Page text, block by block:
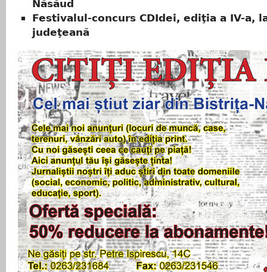
Năsăud
Festivalul-concurs CDIdei, ediţia a IV-a,
judeţeană